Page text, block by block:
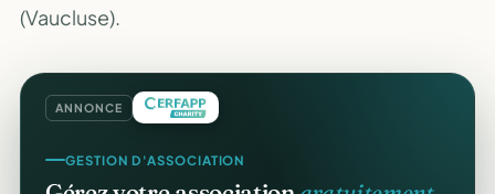
(Vaucluse).
ANNONCE
GESTION D'ASSOCIATION